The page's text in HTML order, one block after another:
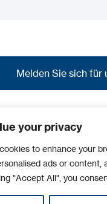
your privacy
to enhance your
ads or content,
"Accept All", you
Melden Sie sich für
Nachrichten,
auf neue